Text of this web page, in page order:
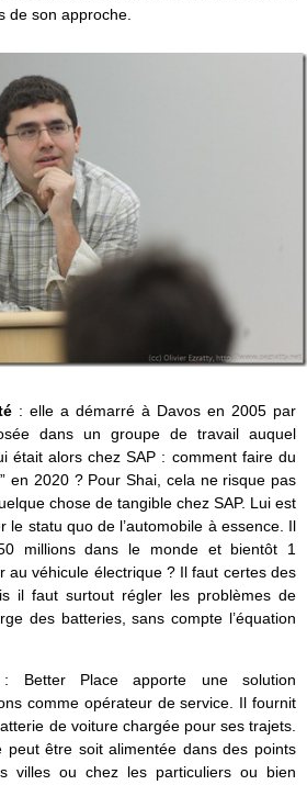
de son approche.
: elle a démarré à Davos en 2005 par
dans un groupe de travail auquel
était alors chez SAP : comment faire du
en 2020 ? Pour Shai, cela ne risque pas
chose de tangible chez SAP. Lui est
le statu quo de l’automobile à essence. Il
millions dans le monde et bientôt 1
au véhicule électrique ? Il faut certes des
il faut surtout régler les problèmes de
des batteries, sans compte l’équation
: Better Place apporte une solution
comme opérateur de service. Il fournit
de voiture chargée pour ses trajets.
peut être soit alimentée dans des points
villes ou chez les particuliers ou bien